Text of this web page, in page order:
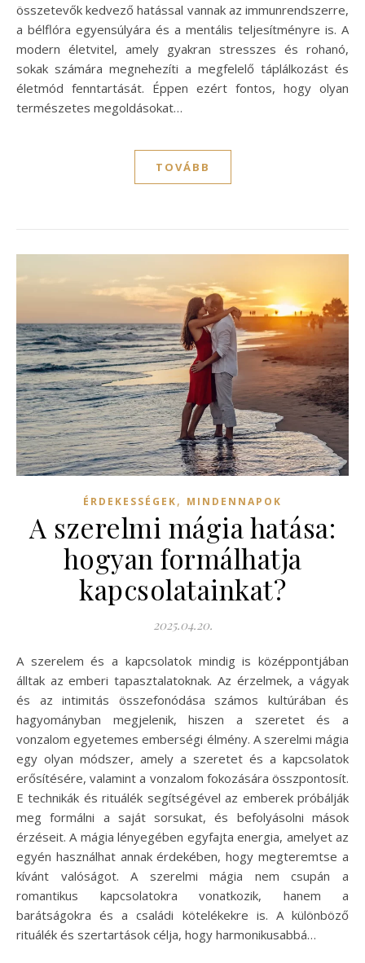
összetevők kedvező hatással vannak az immunrendszerre,
a bélflóra egyensúlyára és a mentális teljesítményre is. A
modern életvitel, amely gyakran stresszes és rohanó,
sokak számára megnehezíti a megfelelő táplálkozást és
életmód fenntartását. Éppen ezért fontos, hogy olyan
természetes megoldásokat…
TOVÁBB
ÉRDEKESSÉGEK, MINDENNAPOK
A szerelmi mágia hatása:
hogyan formálhatja
kapcsolatainkat?
2025.04.20.
A szerelem és a kapcsolatok mindig is középpontjában
álltak az emberi tapasztalatoknak. Az érzelmek, a vágyak
és az intimitás összefonódása számos kultúrában és
hagyományban megjelenik, hiszen a szeretet és a
vonzalom egyetemes emberségi élmény. A szerelmi mágia
egy olyan módszer, amely a szeretet és a kapcsolatok
erősítésére, valamint a vonzalom fokozására összpontosít.
E technikák és rituálék segítségével az emberek próbálják
meg formálni a saját sorsukat, és befolyásolni mások
érzéseit. A mágia lényegében egyfajta energia, amelyet az
egyén használhat annak érdekében, hogy megteremtse a
kívánt valóságot. A szerelmi mágia nem csupán a
romantikus kapcsolatokra vonatkozik, hanem a
barátságokra és a családi kötelékekre is. A különböző
rituálék és szertartások célja, hogy harmonikusabbá…